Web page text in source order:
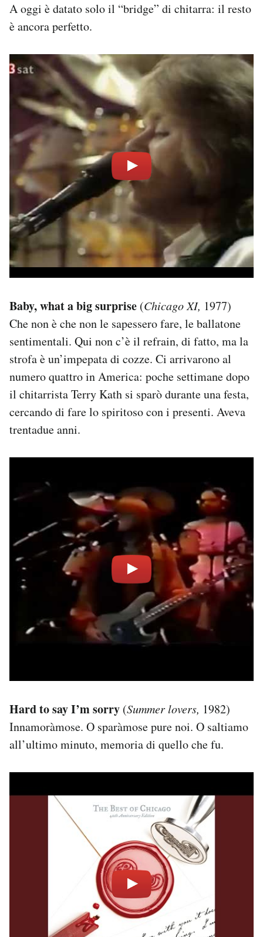
A oggi è datato solo il “bridge” di chitarra: il resto
è ancora perfetto.
Baby, what a big surprise (Chicago XI, 1977)
Che non è che non le sapessero fare, le ballatone
sentimentali. Qui non c’è il refrain, di fatto, ma la
strofa è un’impepata di cozze. Ci arrivarono al
numero quattro in America: poche settimane dopo
il chitarrista Terry Kath si sparò durante una festa,
cercando di fare lo spiritoso con i presenti. Aveva
trentadue anni.
Hard to say I’m sorry (Summer lovers, 1982)
Innamoràmose. O sparàmose pure noi. O saltiamo
all’ultimo minuto, memoria di quello che fu.